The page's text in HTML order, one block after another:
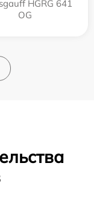
HGRG 641
OG